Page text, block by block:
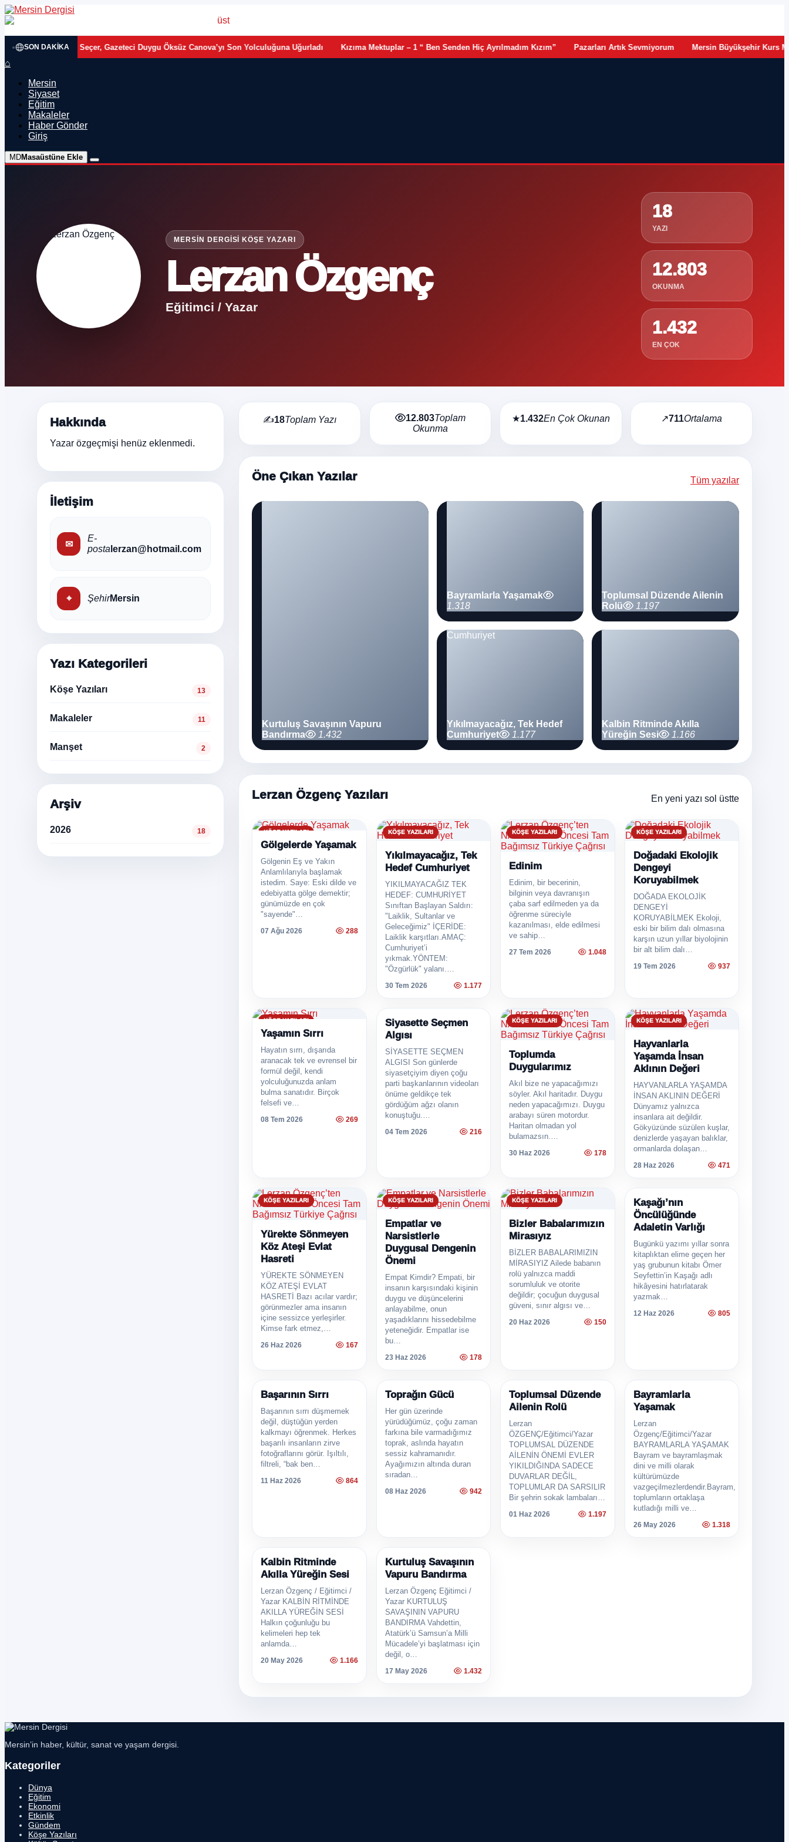
SON DAKIKA
ile Meral Seçer, Gazeteci Duygu Öksüz Canova’yı Son Yolculuğuna Uğurladı •Kızıma Mektuplar – 1 “ Ben Senden Hiç Ayrılmadım Kızım” •Pazarları Artık Sevmiyorum •Mersin Büyükşehir Kurs Merkezleri
⌂
Mersin
Siyaset
Eğitim
Makaleler
Haber Gönder
Giriş
MDMasaüstüne Ekle
MERSIN DERGISI KÖŞE YAZARI
Lerzan Özgenç
Eğitimci / Yazar
18
YAZI
12.803
OKUNMA
1.432
EN ÇOK
Hakkında
Yazar özgeçmişi henüz eklenmedi.
İletişim
✉
E-
posta lerzan@hotmail.com
⌖ ŞehirMersin
Yazı Kategorileri
Köşe Yazıları 13
Makaleler 11
Manşet 2
Arşiv
2026 18
✍18Toplam Yazı 12.803Toplam
Okunma
★1.432En Çok Okunan ↗711Ortalama
Öne Çıkan Yazılar Tüm yazılar
Kurtuluş Savaşının Vapuru
Bandırma
1.432
Bayramlarla Yaşamak
1.318
Toplumsal Düzende Ailenin
Rolü
1.197
Yıkılmayacağız, Tek Hedef
Cumhuriyet
1.177
Kalbin Ritminde Akılla
Yüreğin Sesi
1.166
Lerzan Özgenç Yazıları En yeni yazı sol üstte
KÖŞE YAZILARI
Gölgelerde Yaşamak
Gölgenin Eş ve Yakın
Anlamlılarıyla başlamak
istedim. Saye: Eski dilde ve
edebiyatta gölge demektir;
günümüzde en çok
"sayende"…
07 Ağu 2026 288
KÖŞE YAZILARI
Yıkılmayacağız, Tek
Hedef Cumhuriyet
YIKILMAYACAĞIZ TEK
HEDEF: CUMHURİYET
Sınıftan Başlayan Saldırı:
"Laiklik, Sultanlar ve
Geleceğimiz" İÇERİDE:
Laiklik karşıtları.AMAÇ:
Cumhuriyet’i
yıkmak.YÖNTEM:
"Özgürlük" yalanı.…
30 Tem 2026 1.177
KÖŞE YAZILARI
Edinim
Edinim, bir becerinin,
bilginin veya davranışın
çaba sarf edilmeden ya da
öğrenme süreciyle
kazanılması, elde edilmesi
ve sahip…
27 Tem 2026 1.048
KÖŞE YAZILARI
Doğadaki Ekolojik
Dengeyi
Koruyabilmek
DOĞADA EKOLOJİK
DENGEYİ
KORUYABİLMEK Ekoloji,
eski bir bilim dalı olmasına
karşın uzun yıllar biyolojinin
bir alt bilim dalı…
19 Tem 2026 937
KÖŞE YAZILARI
Yaşamın Sırrı
Hayatın sırrı, dışarıda
aranacak tek ve evrensel bir
formül değil, kendi
yolculuğunuzda anlam
bulma sanatıdır. Birçok
felsefi ve…
08 Tem 2026 269
KÖŞE YAZILARI
Siyasette Seçmen
Algısı
SİYASETTE SEÇMEN
ALGISI Son günlerde
siyasetçiyim diyen çoğu
parti başkanlarının videoları
önüme geldikçe tek
gördüğüm ağzı olanın
konuştuğu.…
04 Tem 2026 216
KÖŞE YAZILARI
Toplumda
Duygularımız
Akıl bize ne yapacağımızı
söyler. Akıl haritadır. Duygu
neden yapacağımızı. Duygu
arabayı süren motordur.
Haritan olmadan yol
bulamazsın.…
30 Haz 2026 178
KÖŞE YAZILARI
Hayvanlarla
Yaşamda İnsan
Aklının Değeri
HAYVANLARLA YAŞAMDA
İNSAN AKLININ DEĞERİ
Dünyamız yalnızca
insanlara ait değildir.
Gökyüzünde süzülen kuşlar,
denizlerde yaşayan balıklar,
ormanlarda dolaşan…
28 Haz 2026 471
KÖŞE YAZILARI
Yürekte Sönmeyen
Köz Ateşi Evlat
Hasreti
YÜREKTE SÖNMEYEN
KÖZ ATEŞİ EVLAT
HASRETİ Bazı acılar vardır;
görünmezler ama insanın
içine sessizce yerleşirler.
Kimse fark etmez,…
26 Haz 2026 167
KÖŞE YAZILARI
Empatlar ve
Narsistlerle
Duygusal Dengenin
Önemi
Empat Kimdir? Empati, bir
insanın karşısındaki kişinin
duygu ve düşüncelerini
anlayabilme, onun
yaşadıklarını hissedebilme
yeteneğidir. Empatlar ise
bu…
23 Haz 2026 178
KÖŞE YAZILARI
Bizler Babalarımızın
Mirasıyız
BİZLER BABALARIMIZIN
MİRASIYIZ Ailede babanın
rolü yalnızca maddi
sorumluluk ve otorite
değildir; çocuğun duygusal
güveni, sınır algısı ve…
20 Haz 2026 150
KÖŞE YAZILARI
Kaşağı’nın
Öncülüğünde
Adaletin Varlığı
Bugünkü yazımı yıllar sonra
kitaplıktan elime geçen her
yaş grubunun kitabı Ömer
Seyfettin’in Kaşağı adlı
hikâyesini hatırlatarak
yazmak…
12 Haz 2026 805
KÖŞE YAZILARI
Başarının Sırrı
Başarının sırrı düşmemek
değil, düştüğün yerden
kalkmayı öğrenmek. Herkes
başarılı insanların zirve
fotoğraflarını görür. Işıltılı,
filtreli, “bak ben…
11 Haz 2026 864
MAKALELER
Toprağın Gücü
Her gün üzerinde
yürüdüğümüz, çoğu zaman
farkına bile varmadığımız
toprak, aslında hayatın
sessiz kahramanıdır.
Ayağımızın altında duran
sıradan…
08 Haz 2026 942
MAKALELER
Toplumsal Düzende
Ailenin Rolü
Lerzan
ÖZGENÇ/Eğitimci/Yazar
TOPLUMSAL DÜZENDE
AİLENİN ÖNEMİ EVLER
YIKILDIĞINDA SADECE
DUVARLAR DEĞİL,
TOPLUMLAR DA SARSILIR
Bir şehrin sokak lambaları…
01 Haz 2026 1.197
MAKALELER
Bayramlarla
Yaşamak
Lerzan
Özgenç/Eğitimci/Yazar
BAYRAMLARLA YAŞAMAK
Bayram ve bayramlaşmak
dini ve milli olarak
kültürümüzde
vazgeçilmezlerdendir.Bayram,
toplumların ortaklaşa
kutladığı milli ve…
26 May 2026 1.318
MAKALELER
Kalbin Ritminde
Akılla Yüreğin Sesi
Lerzan Özgenç / Eğitimci /
Yazar KALBİN RİTMİNDE
AKILLA YÜREĞİN SESİ
Halkın çoğunluğu bu
kelimeleri hep tek
anlamda…
20 May 2026 1.166
MAKALELER
Kurtuluş Savaşının
Vapuru Bandırma
Lerzan Özgenç Eğitimci /
Yazar KURTULUŞ
SAVAŞININ VAPURU
BANDIRMA Vahdettin,
Atatürk’ü Samsun’a Milli
Mücadele’yi başlatması için
değil, o…
17 May 2026 1.432
Mersin’in haber, kültür, sanat ve yaşam dergisi.
Kategoriler
Dünya
Eğitim
Ekonomi
Etkinlik
Gündem
Köşe Yazıları